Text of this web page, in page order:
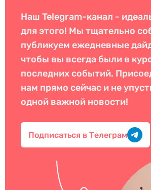
Наш Telegram-канал -
для этого! Мы тщательно
публикуем ежедневные
чтобы вы всегда были в
последних событий.
нам прямо сейчас и не
одной важной новости!
Подписаться в Телеграм